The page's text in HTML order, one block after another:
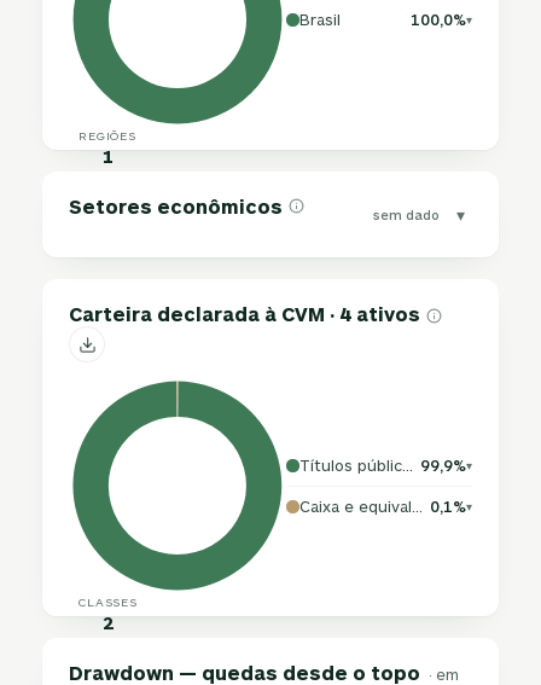
REGIÕES
1
Brasil 100,0%▾
Setores econômicos sem dado ▾
Carteira declarada à CVM · 4 ativos
CLASSES
2
99,9%▾
0,1%▾
Drawdown — quedas desde o topo · em